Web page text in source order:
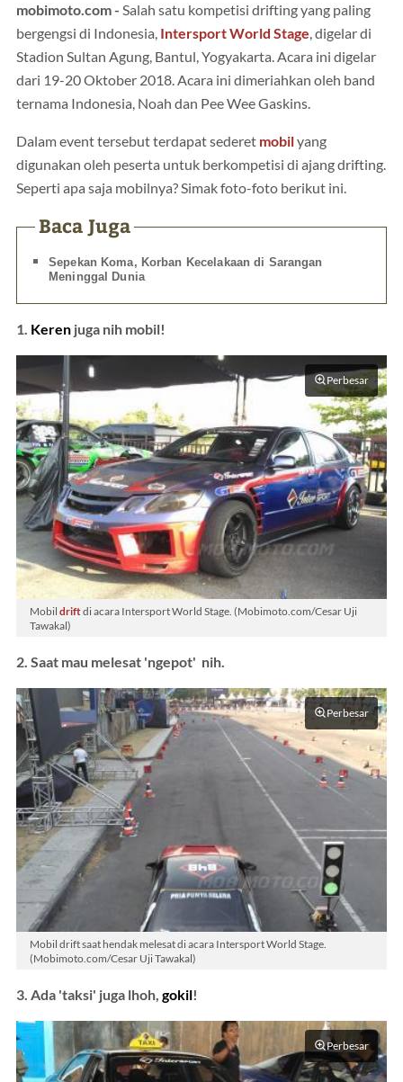
mobimoto.com - Salah satu kompetisi drifting yang paling
bergengsi di Indonesia, Intersport World Stage, digelar di
Stadion Sultan Agung, Bantul, Yogyakarta. Acara ini digelar
dari 19-20 Oktober 2018. Acara ini dimeriahkan oleh band
ternama Indonesia, Noah dan Pee Wee Gaskins.
Dalam event tersebut terdapat sederet mobilyang
digunakan oleh peserta untuk berkompetisi di ajang drifting.
Seperti apa saja mobilnya? Simak foto-foto berikut ini.
Baca Juga
Sepekan Koma, Korban Kecelakaan di Sarangan
Meninggal Dunia
1. Keren juga nih mobil!
Perbesar
Mobil driftdi acara Intersport World Stage. (Mobimoto.com/Cesar Uji
Tawakal)
2. Saat mau melesat 'ngepot' nih.
Perbesar
Mobil drift saat hendak melesat di acara Intersport World Stage.
(Mobimoto.com/Cesar Uji Tawakal)
3. Ada 'taksi' juga lhoh, gokil!
Perbesar